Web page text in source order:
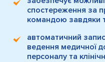
спостереження за
командою завдяки
автоматичний
ведення медичної
персоналу та